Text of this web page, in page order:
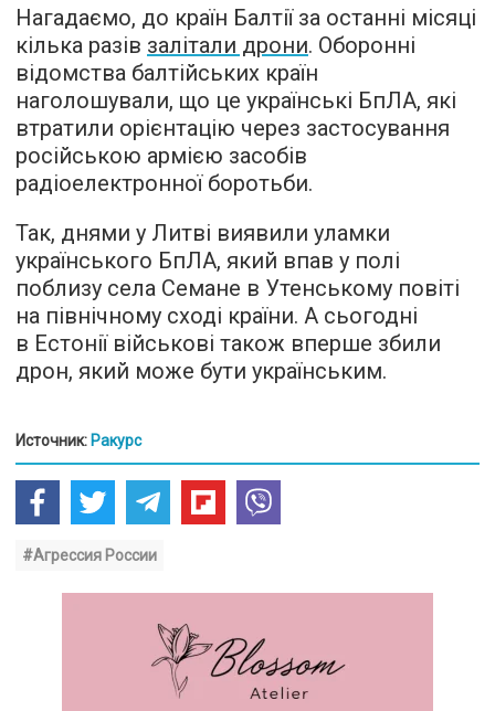
Нагадаємо, до країн Балтії за останні місяці
кілька разів залітали дрони. Оборонні
відомства балтійських країн
наголошували, що це українські БпЛА, які
втратили орієнтацію через застосування
російською армією засобів
радіоелектронної боротьби.
Так, днями у Литві виявили уламки
українського БпЛА, який впав у полі
поблизу села Семане в Утенському повіті
на північному сході країни. А сьогодні
в Естонії військові також вперше збили
дрон, який може бути українським.
Источник: Ракурс
#Агрессия России